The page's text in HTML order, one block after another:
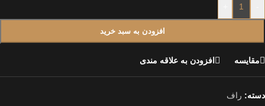
افزودن به سبد خرید
مقایسه افزودن به علاقه مندی
دسته: راف